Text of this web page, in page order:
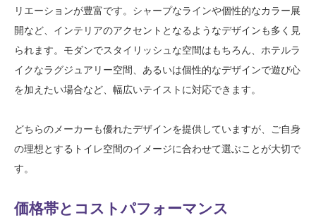
リエーションが豊富です。シャープなラインや個性的なカラー展
開など、インテリアのアクセントとなるようなデザインも多く見
られます。モダンでスタイリッシュな空間はもちろん、ホテルラ
イクなラグジュアリー空間、あるいは個性的なデザインで遊び心
を加えたい場合など、幅広いテイストに対応できます。
どちらのメーカーも優れたデザインを提供していますが、ご自身
の理想とするトイレ空間のイメージに合わせて選ぶことが大切で
す。
価格帯とコストパフォーマンス